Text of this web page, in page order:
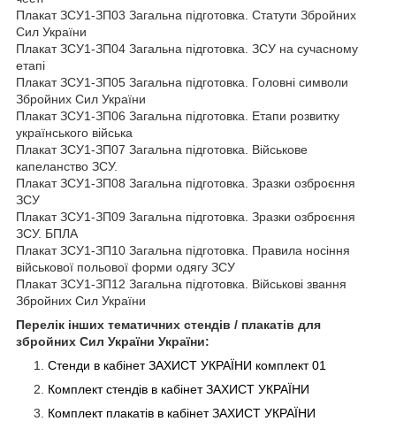
Плакат ЗСУ1-ЗП03 Загальна підготовка. Статути Збройних
Сил України
Плакат ЗСУ1-ЗП04 Загальна підготовка. ЗСУ на сучасному
етапі
Плакат ЗСУ1-ЗП05 Загальна підготовка. Головні символи
Збройних Сил України
Плакат ЗСУ1-ЗП06 Загальна підготовка. Етапи розвитку
українського війська
Плакат ЗСУ1-ЗП07 Загальна підготовка. Військове
капеланство ЗСУ.
Плакат ЗСУ1-ЗП08 Загальна підготовка. Зразки озброєння
ЗСУ
Плакат ЗСУ1-ЗП09 Загальна підготовка. Зразки озброєння
ЗСУ. БПЛА
Плакат ЗСУ1-ЗП10 Загальна підготовка. Правила носіння
військової польової форми одягу ЗСУ
Плакат ЗСУ1-ЗП12 Загальна підготовка. Військові звання
Збройних Сил України
Перелік інших тематичних стендів / плакатів для
збройних Сил України України:
Стенди в кабінет ЗАХИСТ УКРАЇНИ комплект 01
Комплект стендів в кабінет ЗАХИСТ УКРАЇНИ
Комплект плакатів в кабінет ЗАХИСТ УКРАЇНИ